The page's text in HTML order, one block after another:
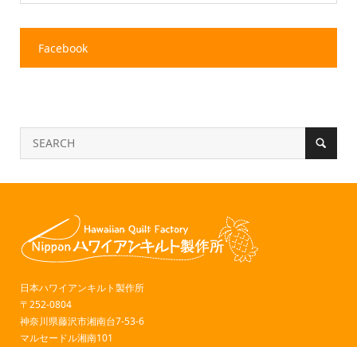
Facebook
日本ハワイアンキルト製作所
〒252-0804
神奈川県藤沢市湘南台7-53-6
マルセードル湘南101